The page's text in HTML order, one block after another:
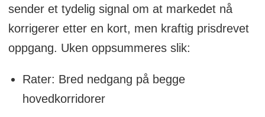
sender et tydelig signal om at markedet nå
korrigerer etter en kort, men kraftig prisdrevet
oppgang. Uken oppsummeres slik:
Rater: Bred nedgang på begge
hovedkorridorer